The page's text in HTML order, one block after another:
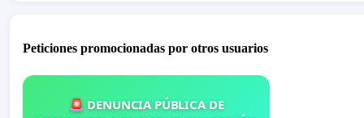
Peticiones promocionadas por otros usuarios
🚨 DENUNCIA PÚBLICA DE